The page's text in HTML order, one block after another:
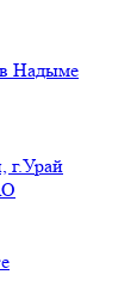
Надыме
г.Урай